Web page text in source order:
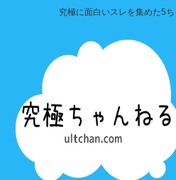
究極に面白いスレを集めた5